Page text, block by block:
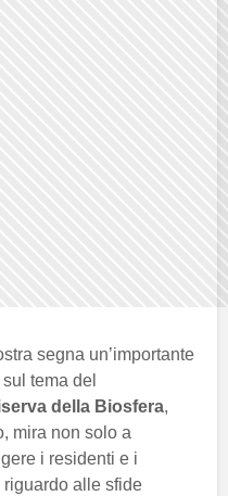
segna un’importante
tema del
della Biosfera,
mira non solo a
i residenti e i
alle sfide